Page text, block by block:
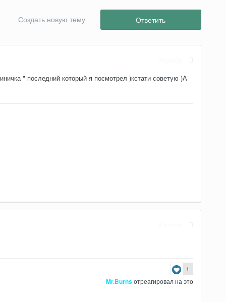
Ответить
Создать новую тему
" последний который я посмотрел )кстати советую )А
1
Mr.Burnsотреагировал на это